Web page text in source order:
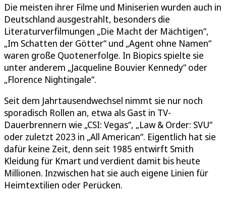
Die meisten ihrer Filme und Miniserien wurden auch in
Deutschland ausgestrahlt, besonders die
Literaturverfilmungen „Die Macht der Mächtigen“,
„Im Schatten der Götter“ und „Agent ohne Namen“
waren große Quotenerfolge. In Biopics spielte sie
unter anderem „Jacqueline Bouvier Kennedy“ oder
„Florence Nightingale“.
Seit dem Jahrtausendwechsel nimmt sie nur noch
sporadisch Rollen an, etwa als Gast in TV-
Dauerbrennern wie „CSI: Vegas“, „Law & Order: SVU“
oder zuletzt 2023 in „All American“. Eigentlich hat sie
dafür keine Zeit, denn seit 1985 entwirft Smith
Kleidung für Kmart und verdient damit bis heute
Millionen. Inzwischen hat sie auch eigene Linien für
Heimtextilien oder Perücken.